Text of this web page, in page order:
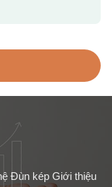
Đùn kép Giới thiệu